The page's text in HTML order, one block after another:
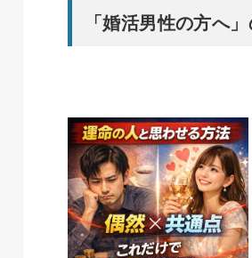
「婚活男性の方へ